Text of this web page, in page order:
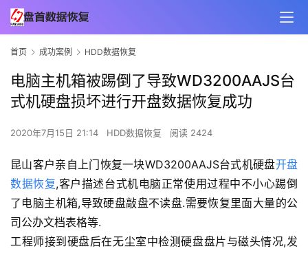
首页 成功案例 HDD数据恢复
电脑主机箱被踢倒了导致WD3200AAJS台
式机硬盘损坏进行开盘数据恢复成功
2020年7月15日 21:14 HDD数据恢复 阅读 2424
昆山客户亲自上门恢复一块WD3200AAJS台式机硬盘开盘
数据恢复,客户描述台式机电脑正常使用过程中不小心踢倒
了电脑主机箱,导致硬盘敲盘不读盘.需要恢复里面大量的公
司公办文档表格等.
工程师接到硬盘后在无尘室中检测硬盘盘片与磁头情况,发